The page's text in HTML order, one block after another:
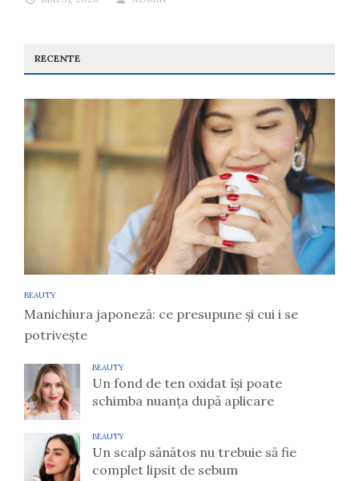
RECENTE
BEAUTY
Manichiura japoneză: ce presupune și cui i se
potrivește
BEAUTY
Un fond de ten oxidat își poate
schimba nuanța după aplicare
BEAUTY
Un scalp sănătos nu trebuie să fie
complet lipsit de sebum